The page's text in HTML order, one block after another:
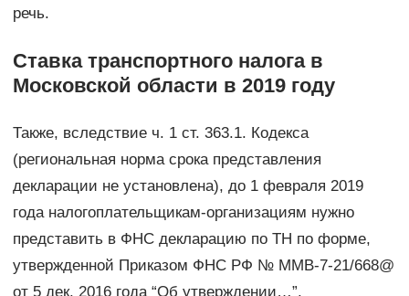
речь.
Ставка транспортного налога в
Московской области в 2019 году
Также, вследствие ч. 1 ст. 363.1. Кодекса
(региональная норма срока представления
декларации не установлена), до 1 февраля 2019
года налогоплательщикам-организациям нужно
представить в ФНС декларацию по ТН по форме,
утвержденной Приказом ФНС РФ № ММВ-7-21/668@
от 5 дек. 2016 года “Об утверждении…”.